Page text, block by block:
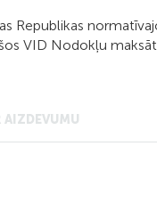
Republikas
VID Nodokļu